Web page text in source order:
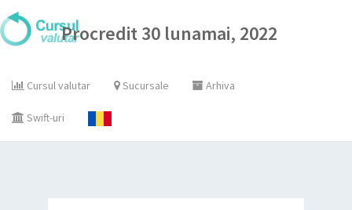
Procredit 30 lunamai, 2022
Cursul valutar Sucursale Arhiva
Swift-uri